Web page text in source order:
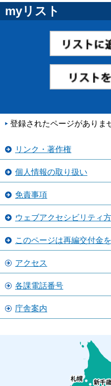
myリスト
登録されたページがありま
リンク・著作権
個人情報の取り扱い
免責事項
ウェブアクセシビリティ
このページは再編交付金
アクセス
各課電話番号
庁舎案内